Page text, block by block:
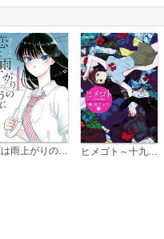
恋は雨上がりのように